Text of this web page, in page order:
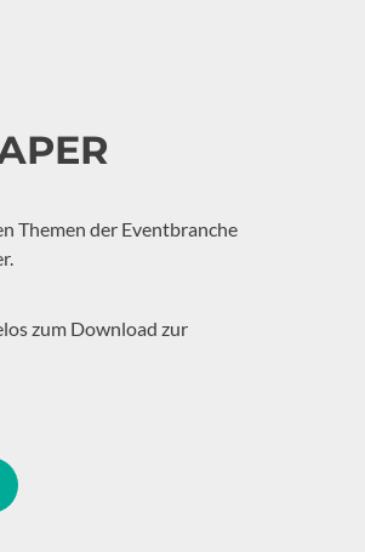
Themen der Eventbranche
zum Download zur